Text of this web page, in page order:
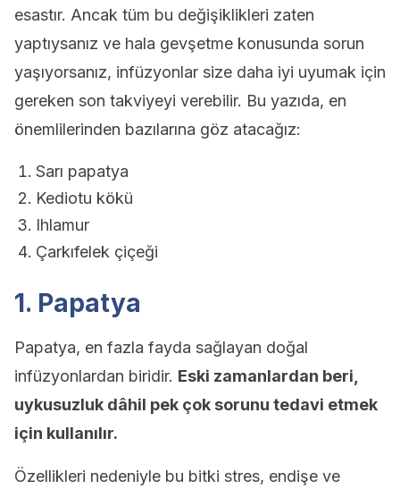
esastır. Ancak tüm bu değişiklikleri zaten
yaptıysanız ve hala gevşetme konusunda sorun
yaşıyorsanız, infüzyonlar size daha iyi uyumak için
gereken son takviyeyi verebilir. Bu yazıda, en
önemlilerinden bazılarına göz atacağız:
Sarı papatya
Kediotu kökü
Ihlamur
Çarkıfelek çiçeği
1. Papatya
Papatya, en fazla fayda sağlayan doğal
infüzyonlardan biridir. Eski zamanlardan beri,
uykusuzluk dâhil pek çok sorunu tedavi etmek
için kullanılır.
Özellikleri nedeniyle bu bitki stres, endişe ve